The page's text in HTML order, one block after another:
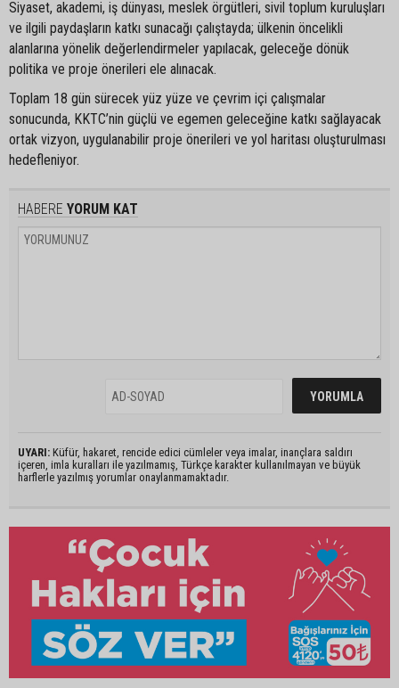
Siyaset, akademi, iş dünyası, meslek örgütleri, sivil toplum kuruluşları
ve ilgili paydaşların katkı sunacağı çalıştayda; ülkenin öncelikli
alanlarına yönelik değerlendirmeler yapılacak, geleceğe dönük
politika ve proje önerileri ele alınacak.
Toplam 18 gün sürecek yüz yüze ve çevrim içi çalışmalar
sonucunda, KKTC’nin güçlü ve egemen geleceğine katkı sağlayacak
ortak vizyon, uygulanabilir proje önerileri ve yol haritası oluşturulması
hedefleniyor.
HABERE YORUM KAT
UYARI: Küfür, hakaret, rencide edici cümleler veya imalar, inançlara saldırı
içeren, imla kuralları ile yazılmamış, Türkçe karakter kullanılmayan ve büyük
harflerle yazılmış yorumlar onaylanmamaktadır.